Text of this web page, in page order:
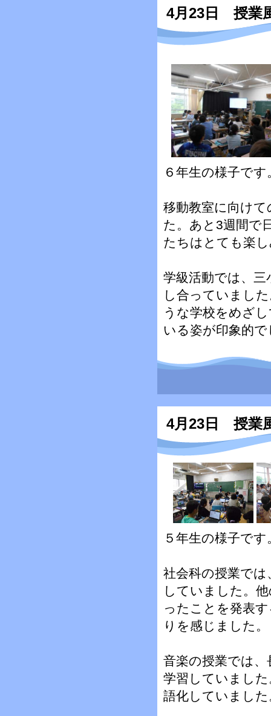
4月23日 授業
６年生の様子です
移動教室に向け
た。あと3週間で
たちはとても楽
学級活動では、
し合っていまし
うな学校をめざ
いる姿が印象的で
4月23日 授業
５年生の様子です
社会科の授業で
していました。
ったことを発表
りを感じました。
音楽の授業では
学習していまし
語化していました